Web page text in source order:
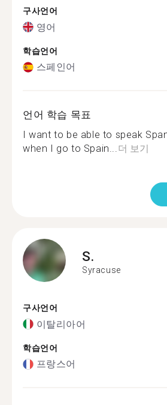
구사언어
영어
학습언어
스페인어
언어 학습 목표
I want to be able to speak
when I go to Spain...더 보기
S.
Syracuse
구사언어
이탈리아어
학습언어
프랑스어